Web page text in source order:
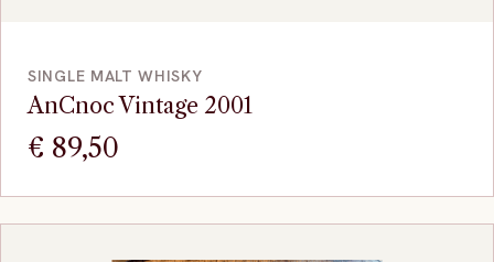
SINGLE MALT WHISKY
AnCnoc Vintage 2001
€ 89,50